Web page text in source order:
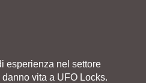
esperienza nel settore
danno vita a UFO Locks.